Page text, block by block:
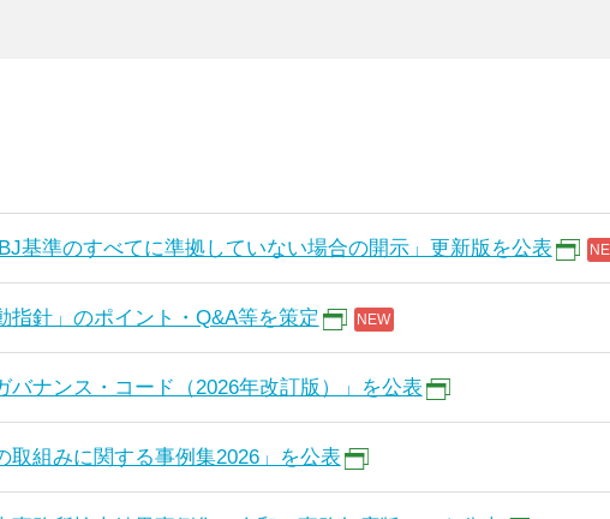
基準のすべてに準拠していない場合の開示」更新版を公表
針」のポイント・Q&A等を策定
ナンス・コード（2026年改訂版）」を公表
組みに関する事例集2026」を公表